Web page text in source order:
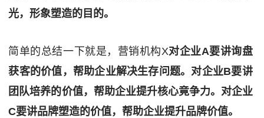
光，形象塑造的目的。
简单的总结一下就是，营销机构X对企业A要讲询盘
获客的价值，帮助企业解决生存问题。对企业B要讲
团队培养的价值，帮助企业提升核心竟争力。对企业
C要讲品牌塑造的价值，帮助企业提升品牌价值。